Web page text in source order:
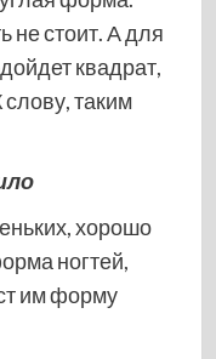
не стоит. А для
квадрат,
слову, таким
хорошо
ногтей,
им форму